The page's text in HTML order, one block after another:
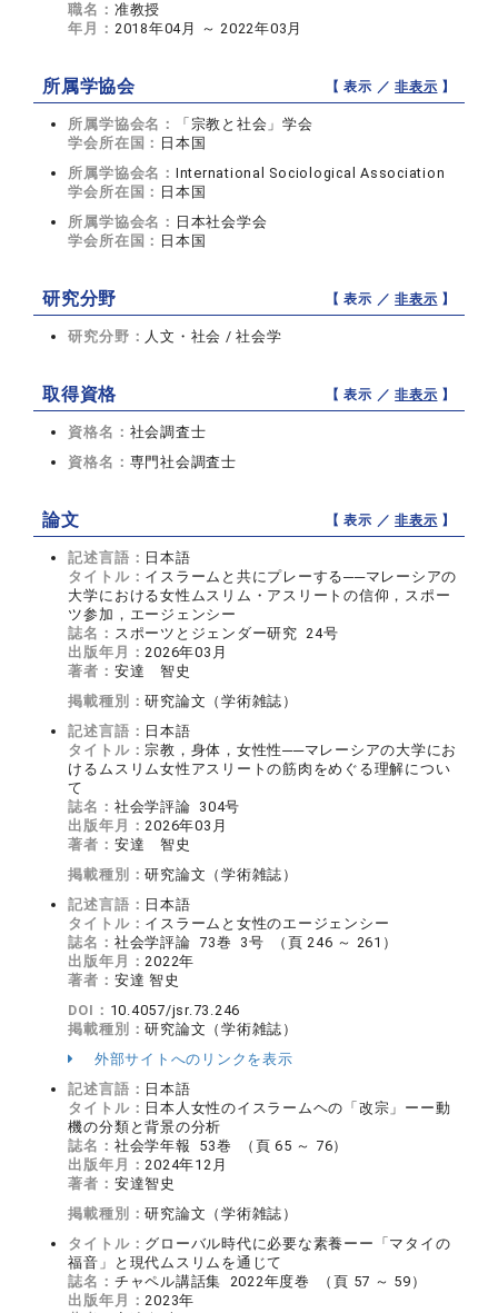
職名： 准教授
年月： 2018年04月 ～ 2022年03月
所属学協会 【 表示 ／非表示 】
所属学協会名：
「宗教と社会」学会
学会所在国： 日本国
所属学協会名： International Sociological Association
学会所在国： 日本国
所属学協会名： 日本社会学会
学会所在国： 日本国
研究分野 【 表示 ／非表示 】
研究分野： 人文・社会 / 社会学
取得資格 【 表示 ／非表示 】
資格名： 社会調査士
資格名： 専門社会調査士
論文 【 表示 ／非表示 】
記述言語： 日本語
タイトル： イスラームと共にプレーする──マレーシアの
大学における女性ムスリム・アスリートの信仰，スポー
ツ参加，エージェンシー
誌名： スポーツとジェンダー研究 24号
出版年月：2026年03月
著者： 安達 智史
掲載種別：研究論文（学術雑誌）
記述言語： 日本語
タイトル：宗教，身体，女性性──マレーシアの大学にお
けるムスリム女性アスリートの筋肉をめぐる理解につい
て
誌名： 社会学評論 304号
出版年月：2026年03月
著者： 安達 智史
掲載種別：研究論文（学術雑誌）
記述言語： 日本語
タイトル： イスラームと女性のエージェンシー
誌名： 社会学評論 73巻 3号 （頁 246 ～ 261）
出版年月：2022年
著者： 安達 智史
DOI： 10.4057/jsr.73.246
掲載種別：研究論文（学術雑誌）
外部サイトへのリンクを表示
記述言語： 日本語
タイトル： 日本人女性のイスラームヘの「改宗」ーー動
機の分類と背景の分析
誌名： 社会学年報 53巻 （頁 65 ～ 76）
出版年月：2024年12月
著者： 安達智史
掲載種別：研究論文（学術雑誌）
タイトル： グローバル時代に必要な素養ーー「マタイの
福音」と現代ムスリムを通じて
誌名： チャペル講話集 2022年度巻 （頁 57 ～ 59）
出版年月：2023年